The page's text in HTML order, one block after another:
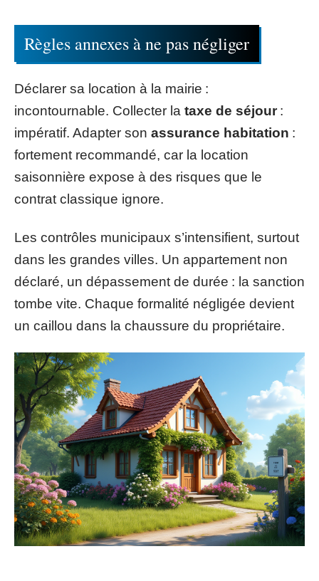
Règles annexes à ne pas négliger
Déclarer sa location à la mairie :
incontournable. Collecter la taxe de séjour:
impératif. Adapter son assurance habitation :
fortement recommandé, car la location
saisonnière expose à des risques que le
contrat classique ignore.
Les contrôles municipaux s’intensifient, surtout
dans les grandes villes. Un appartement non
déclaré, un dépassement de durée : la sanction
tombe vite. Chaque formalité négligée devient
un caillou dans la chaussure du propriétaire.